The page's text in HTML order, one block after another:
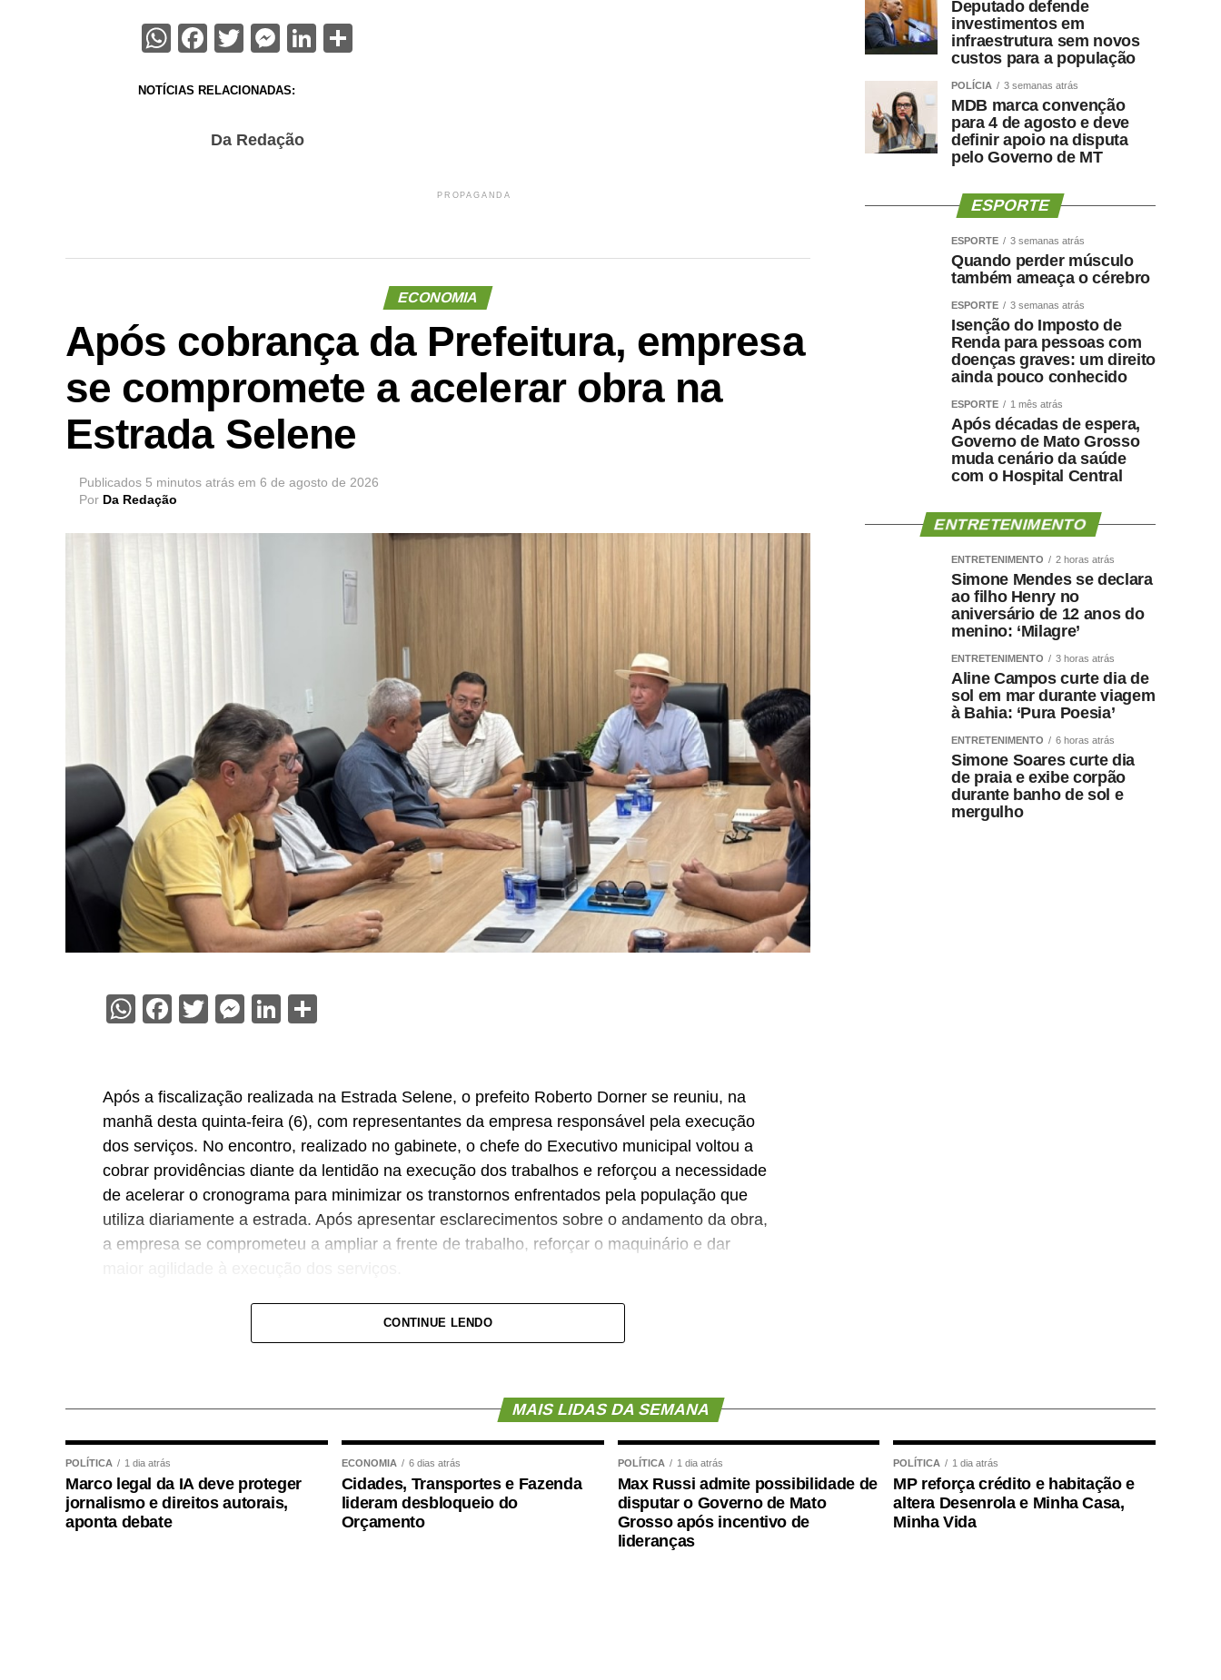
WhatsApp
Facebook
TwitterMessenger
LinkedIn
NOTÍCIAS RELACIONADAS:
Da Redação
PROPAGANDA
ECONOMIA
Após cobrança da Prefeitura, empresa
se compromete a acelerar obra na
Estrada Selene
Publicados 5 minutos atrás em 6 de agosto de 2026
Por Da Redação
WhatsApp
Facebook
Twitter
Messenger
LinkedIn
Após a fiscalização realizada na Estrada Selene, o prefeito Roberto Dorner se reuniu, na
manhã desta quinta-feira (6), com representantes da empresa responsável pela execução
dos serviços. No encontro, realizado no gabinete, o chefe do Executivo municipal voltou a
cobrar providências diante da lentidão na execução dos trabalhos e reforçou a necessidade
de acelerar o cronograma para minimizar os transtornos enfrentados pela população que
utiliza diariamente a estrada. Após apresentar esclarecimentos sobre o andamento da obra,
a empresa se comprometeu a ampliar a frente de trabalho, reforçar o maquinário e dar
A reunião também contou com a presença do vice-prefeito Paulinho Abreu, da equipe
Um novo encontro entre representantes do Executivo, do Legislativo, da equipe técnica e da
compromissos assumidos durante a reunião.
A Estrada Selene é uma importante via de acesso às comunidades rurais da região e
desempenha papel fundamental no escoamento da produção agrícola, atendendo desde
CONTINUE LENDO
Deputado defende
investimentos em
infraestrutura sem novos
custos para a população
POLÍCIA 3 semanas atrás
MDB marca convenção
para 4 de agosto e deve
definir apoio na disputa
pelo Governo de MT
ESPORTE
ESPORTE 3 semanas atrás
Quando perder músculo
também ameaça o cérebro
ESPORTE 3 semanas atrás
Isenção do Imposto de
Renda para pessoas com
doenças graves: um direito
ainda pouco conhecido
ESPORTE 1 mês atrás
Após décadas de espera,
Governo de Mato Grosso
muda cenário da saúde
com o Hospital Central
ENTRETENIMENTO
ENTRETENIMENTO 2 horas atrás
Simone Mendes se declara
ao filho Henry no
aniversário de 12 anos do
menino: ‘Milagre’
ENTRETENIMENTO 3 horas atrás
Aline Campos curte dia de
sol em mar durante viagem
à Bahia: ‘Pura Poesia’
ENTRETENIMENTO 6 horas atrás
Simone Soares curte dia
de praia e exibe corpão
durante banho de sol e
mergulho
MAIS LIDAS DA SEMANA
POLÍTICA 1 dia atrás
Marco legal da IA deve proteger
jornalismo e direitos autorais,
aponta debate
ECONOMIA 6 dias atrás
Cidades, Transportes e Fazenda
lideram desbloqueio do
Orçamento
POLÍTICA 1 dia atrás
Max Russi admite possibilidade de
disputar o Governo de Mato
Grosso após incentivo de
lideranças
POLÍTICA 1 dia atrás
MP reforça crédito e habitação e
altera Desenrola e Minha Casa,
Minha Vida